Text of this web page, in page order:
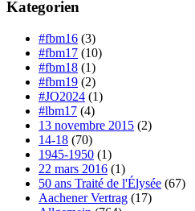
Kategorien
#fbm16 (3)
#fbm17 (10)
#fbm18 (1)
#fbm19 (2)
#JO2024 (1)
#lbm17 (4)
13 novembre 2015 (2)
14-18 (70)
1945-1950 (1)
22 mars 2016 (1)
50 ans Traité de l'Élysée (67)
Aachener Vertrag (17)